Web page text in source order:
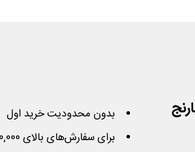
بدون محدودیت خرید اول
برای سفارش‌های بالای 350,000 تومان